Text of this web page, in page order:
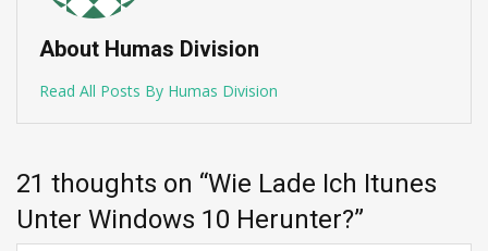
About Humas Division
Read All Posts By Humas Division
21 thoughts on “Wie Lade Ich Itunes
Unter Windows 10 Herunter?”